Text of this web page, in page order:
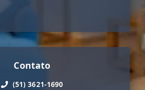
Contato
(51) 3621-1690